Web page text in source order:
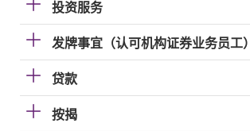
投资服务
发牌事宜（认可机构证券业务员工）
贷款
按揭